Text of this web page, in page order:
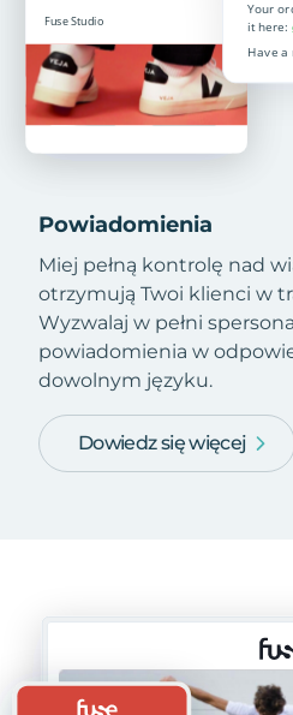
Powiadomienia
Miej pełną kontrolę nad
otrzymują Twoi klienci w
Wyzwalaj w pełni
powiadomienia w
dowolnym języku.
Dowiedz się więcej